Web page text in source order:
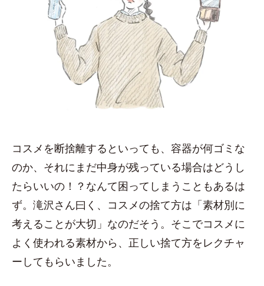
コスメを断捨離するといっても、容器が何ゴミな
のか、それにまだ中身が残っている場合はどうし
たらいいの！？なんて困ってしまうこともあるは
ず。滝沢さん曰く、コスメの捨て方は「素材別に
考えることが大切」なのだそう。そこでコスメに
よく使われる素材から、正しい捨て方をレクチャ
ーしてもらいました。